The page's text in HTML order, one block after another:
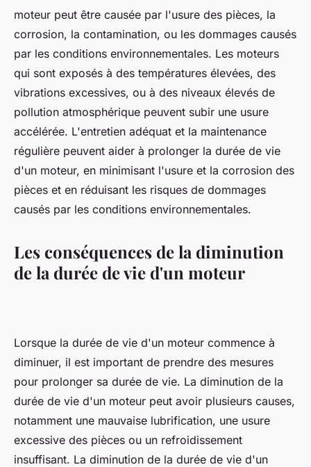
moteur peut être causée par l'usure des pièces, la
corrosion, la contamination, ou les dommages causés
par les conditions environnementales. Les moteurs
qui sont exposés à des températures élevées, des
vibrations excessives, ou à des niveaux élevés de
pollution atmosphérique peuvent subir une usure
accélérée. L'entretien adéquat et la maintenance
régulière peuvent aider à prolonger la durée de vie
d'un moteur, en minimisant l'usure et la corrosion des
pièces et en réduisant les risques de dommages
causés par les conditions environnementales.
Les conséquences de la diminution
de la durée de vie d'un moteur
Lorsque la durée de vie d'un moteur commence à
diminuer, il est important de prendre des mesures
pour prolonger sa durée de vie. La diminution de la
durée de vie d'un moteur peut avoir plusieurs causes,
notamment une mauvaise lubrification, une usure
excessive des pièces ou un refroidissement
insuffisant. La diminution de la durée de vie d'un